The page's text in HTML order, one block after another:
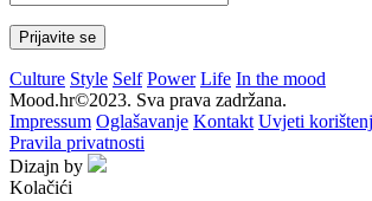
Culture Style Self Power Life In the mood
Mood.hr©2023. Sva prava zadržana.
Impressum Oglašavanje Kontakt Uvjeti
Pravila privatnosti
Dizajn by
Kolačići